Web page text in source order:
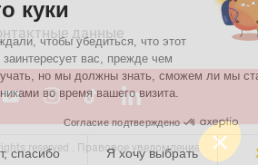
данные
reserved . Правовое уведомление
что этот
прежде чем
знать, сможем ли мы стать вашими
визита.
подтверждено
Я хочу выбрать Хорошо!